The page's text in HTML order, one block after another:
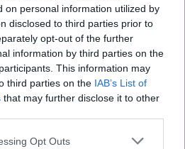
on personal information utilized by
disclosed to third parties prior to
opt-out of the further
information by third parties on the
This information may
third parties on the IAB’s List of
that may further disclose it to other
app uses one or more Google
Opt Outs